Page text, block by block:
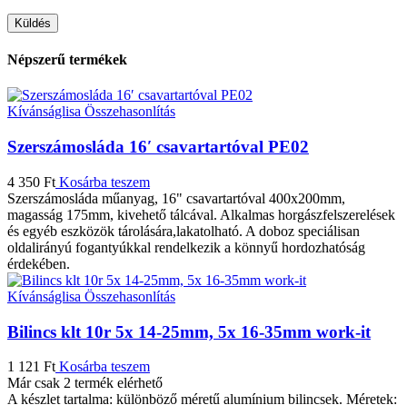
Népszerű termékek
Kívánságlisa Összehasonlítás
Szerszámosláda 16′ csavartartóval PE02
4 350 Ft Kosárba teszem
Szerszámosláda műanyag, 16" csavartartóval 400x200mm,
magasság 175mm, kivehető tálcával. Alkalmas horgászfelszerelések
és egyéb eszközök tárolására,lakatolható. A doboz speciálisan
oldalirányú fogantyúkkal rendelkezik a könnyű hordozhatóság
érdekében.
Kívánságlisa Összehasonlítás
Bilincs klt 10r 5x 14-25mm, 5x 16-35mm work-it
1 121 Ft Kosárba teszem
Már csak 2 termék elérhető
A készlet tartalma: különböző méretű alumínium bilincsek. Méretek: